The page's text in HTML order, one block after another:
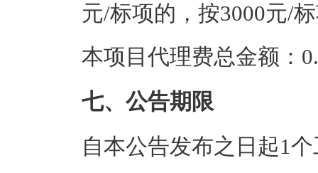
元/标项的，按3000元/
本项目代理费总金额：
七、公告期限
自本公告发布之日起1